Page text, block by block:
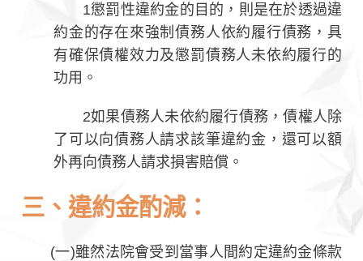
1懲罰性違約金的目的，則是在於透過違
約金的存在來強制債務人依約履行債務，具
有確保債權效力及懲罰債務人未依約履行的
功用。
2如果債務人未依約履行債務，債權人除
了可以向債務人請求該筆違約金，還可以額
外再向債務人請求損害賠償。
三、違約金酌減：
(一)雖然法院會受到當事人間約定違約金條款